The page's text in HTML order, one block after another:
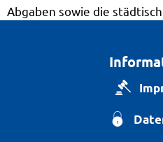
Abgaben sowie die